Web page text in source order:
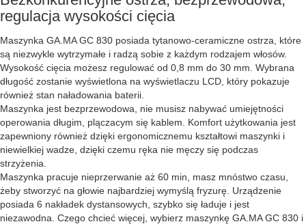
regulacja wysokości cięcia
Maszynka GA.MA GC 830 posiada tytanowo-ceramiczne ostrza, które
są niezwykle wytrzymałe i radzą sobie z każdym rodzajem włosów.
Wysokość cięcia możesz regulować od 0,8 mm do 30 mm. Wybrana
długość zostanie wyświetlona na wyświetlaczu LCD, który pokazuje
również stan naładowania baterii.
Maszynka jest bezprzewodowa, nie musisz nabywać umiejętności
operowania długim, plączacym się kablem. Komfort użytkowania jest
zapewniony również dzięki ergonomicznemu kształtowi maszynki i
niewielkiej wadze, dzięki czemu ręka nie męczy się podczas
strzyżenia.
Maszynka pracuje nieprzerwanie aż 60 min, masz mnóstwo czasu,
żeby stworzyć na głowie najbardziej wymyślą fryzurę. Urządzenie
posiada 6 nakładek dystansowych, szybko się ładuje i jest
niezawodna. Czego chcieć więcej, wybierz maszynkę GA.MA GC 830 i